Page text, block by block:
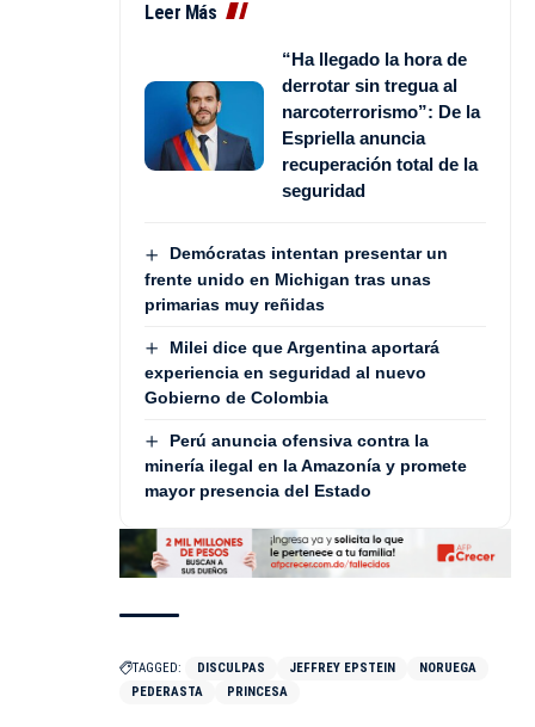
Leer Más
“Ha llegado la hora de
derrotar sin tregua al
narcoterrorismo”: De la
Espriella anuncia
recuperación total de la
seguridad
Demócratas intentan presentar un
frente unido en Michigan tras unas
primarias muy reñidas
Milei dice que Argentina aportará
experiencia en seguridad al nuevo
Gobierno de Colombia
Perú anuncia ofensiva contra la
minería ilegal en la Amazonía y promete
mayor presencia del Estado
TAGGED: DISCULPAS JEFFREY EPSTEIN
NORUEGA
PEDERASTA
PRINCESA